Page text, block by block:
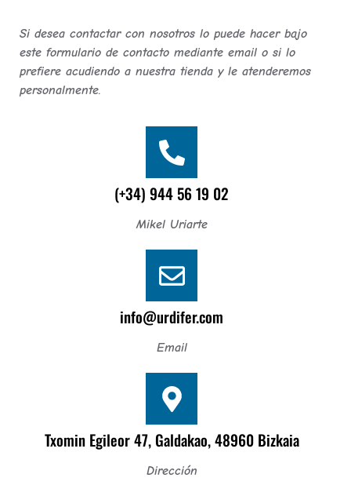
Si desea contactar con nosotros lo puede hacer bajo
este formulario de contacto mediante email o si lo
prefiere acudiendo a nuestra tienda y le atenderemos
personalmente.
(+34) 944 56 19 02
Mikel Uriarte
info@urdifer.com
Email
Txomin Egileor 47, Galdakao, 48960 Bizkaia
Dirección